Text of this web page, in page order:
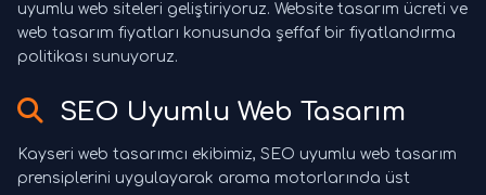
uyumlu web siteleri geliştiriyoruz. Website tasarım ücreti ve
web tasarım fiyatları konusunda şeffaf bir fiyatlandırma
politikası sunuyoruz.
SEO Uyumlu Web Tasarım
Kayseri web tasarımcı ekibimiz, SEO uyumlu web tasarım
prensiplerini uygulayarak arama motorlarında üst